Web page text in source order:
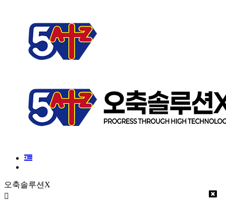
오축솔루션X